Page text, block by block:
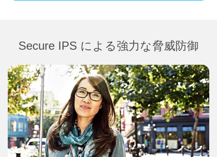
Secure IPS による強力な脅威防御